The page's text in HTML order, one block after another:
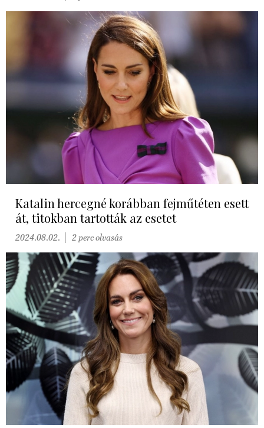
Katalin hercegné korábban fejműtéten esett
át, titokban tartották az esetet
2024.08.02. 2 perc olvasás